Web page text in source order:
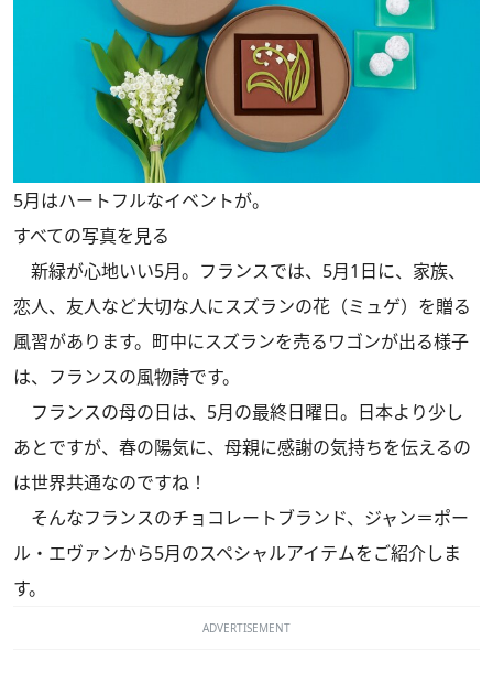
5月はハートフルなイベントが。
すべての写真を見る
新緑が心地いい5月。フランスでは、5月1日に、家族、
恋人、友人など大切な人にスズランの花（ミュゲ）を贈る
風習があります。町中にスズランを売るワゴンが出る様子
は、フランスの風物詩です。
フランスの母の日は、5月の最終日曜日。日本より少し
あとですが、春の陽気に、母親に感謝の気持ちを伝えるの
は世界共通なのですね！
そんなフランスのチョコレートブランド、ジャン＝ポー
ル・エヴァンから5月のスペシャルアイテムをご紹介しま
す。
ADVERTISEMENT